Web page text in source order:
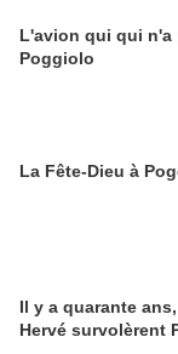
L'avion qui qui n'a
Poggiolo
La Fête-Dieu à
Il y a quarante
Hervé survolèrent